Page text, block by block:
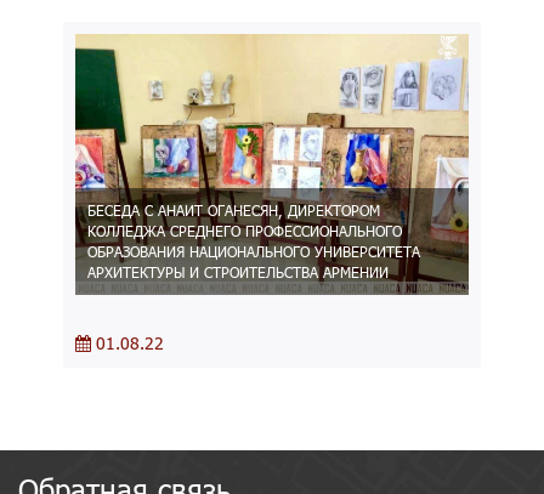
БЕСЕДА С АНАИТ ОГАНЕСЯН, ДИРЕКТОРОМ
КОЛЛЕДЖА СРЕДНЕГО ПРОФЕССИОНАЛЬНОГО
ОБРАЗОВАНИЯ НАЦИОНАЛЬНОГО УНИВЕРСИТЕТА
АРХИТЕКТУРЫ И СТРОИТЕЛЬСТВА АРМЕНИИ
01.08.22